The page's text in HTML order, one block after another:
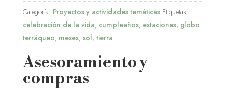
Categoría: Proyectos y actividades temáticas Etiquetas:
celebración de la vida, cumpleaños, estaciones, globo
terráqueo, meses, sol, tierra
Asesoramiento y
compras